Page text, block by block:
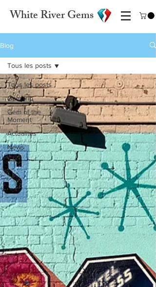
White River Gems
Blog
Tous les posts
Gem trip
Gem of the
Moment
Actualités
News
Tous les posts